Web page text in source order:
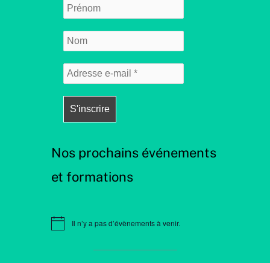
Nos prochains événements
et formations
Il n’y a pas d’évènements à venir.